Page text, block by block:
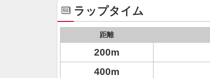
ラップタイム
距離
200m
400m